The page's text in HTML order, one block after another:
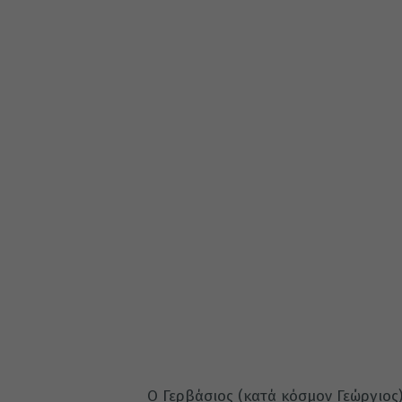
Ο Γερβάσιος (κατά κόσμον